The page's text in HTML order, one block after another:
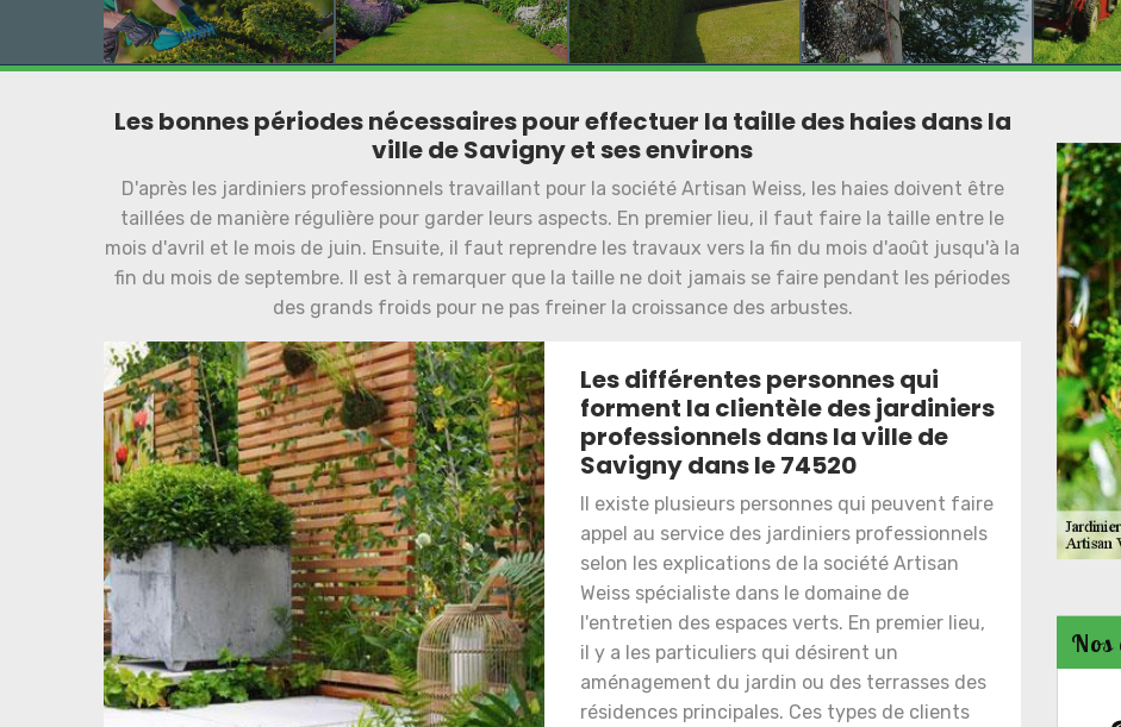
Les bonnes périodes nécessaires pour effectuer la taille des haies dans la
ville de Savigny et ses environs
D'après les jardiniers professionnels travaillant pour la société Artisan Weiss, les haies doivent être
taillées de manière régulière pour garder leurs aspects. En premier lieu, il faut faire la taille entre le
mois d'avril et le mois de juin. Ensuite, il faut reprendre les travaux vers la fin du mois d'août jusqu'à la
fin du mois de septembre. Il est à remarquer que la taille ne doit jamais se faire pendant les périodes
des grands froids pour ne pas freiner la croissance des arbustes.
Les différentes personnes qui
forment la clientèle des jardiniers
professionnels dans la ville de
Savigny dans le 74520
Il existe plusieurs personnes qui peuvent faire
appel au service des jardiniers professionnels
selon les explications de la société Artisan
Weiss spécialiste dans le domaine de
l'entretien des espaces verts. En premier lieu,
il y a les particuliers qui désirent un
aménagement du jardin ou des terrasses des
résidences principales. Ces types de clients
Nos